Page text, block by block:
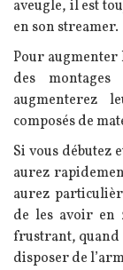
aveugle, il est
en son streamer.
Pour augmenter
des
augmenterez
composés de
Si vous débutez
aurez
aurez
de les avoir en
frustrant, quand
disposer de